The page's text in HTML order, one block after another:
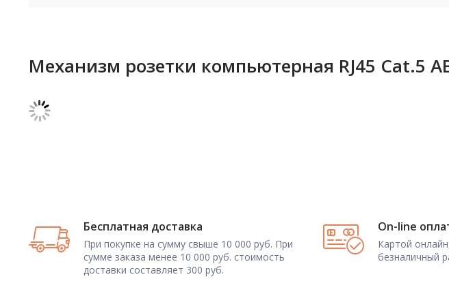
Механизм розетки компьютерная RJ45 Cat.5
Бесплатная доставка
При покупке на сумму свыше 10 000 руб. При
сумме заказа менее 10 000 руб. стоимость
доставки составляет 300 руб.
On-line
Картой
безналичный